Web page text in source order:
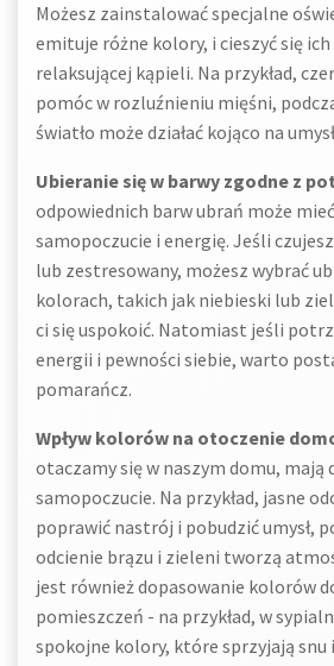
Możesz zainstalować specjalne
emituje różne kolory, i cieszyć się ich
relaksującej kąpieli. Na przykład,
pomóc w rozluźnieniu mięśni,
światło może działać kojąco na
Ubieranie się w barwy zgodne z
odpowiednich barw ubrań może mieć
samopoczucie i energię. Jeśli
lub zestresowany, możesz wybrać
kolorach, takich jak niebieski lub
ci się uspokoić. Natomiast jeśli
energii i pewności siebie, warto
pomarańcz.
Wpływ kolorów na otoczenie
otaczamy się w naszym domu, mają
samopoczucie. Na przykład, jasne
poprawić nastrój i pobudzić umysł,
odcienie brązu i zieleni tworzą
jest również dopasowanie kolorów
pomieszczeń - na przykład, w
spokojne kolory, które sprzyjają snu